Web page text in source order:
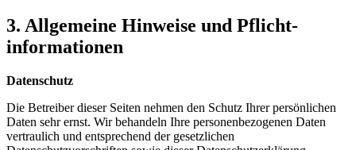
3. Allgemeine Hinweise und Pflicht­
informationen
Datenschutz
Die Betreiber dieser Seiten nehmen den Schutz Ihrer persönlichen
Daten sehr ernst. Wir behandeln Ihre personenbezogenen Daten
vertraulich und entsprechend der gesetzlichen